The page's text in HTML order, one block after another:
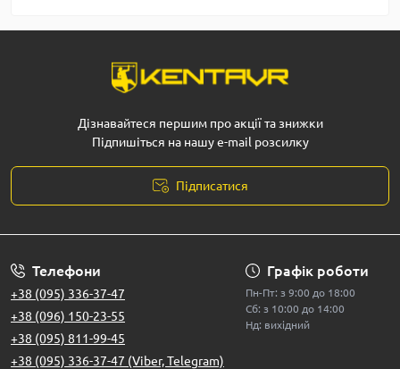
Дізнавайтеся першим про акції та знижки
Підпишіться на нашу e-mail розсилку
Підписатися
Телефони
+38 (095) 336-37-47
+38 (096) 150-23-55
+38 (095) 811-99-45
+38 (095) 336-37-47 (Viber, Telegram)
Графік роботи
Пн-Пт: з 9:00 до 18:00
Сб: з 10:00 до 14:00
Нд: вихідний